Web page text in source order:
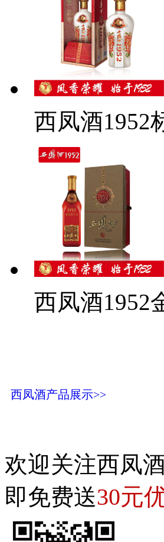
西凤酒1952
西凤酒1952
西凤酒产品展示>>
欢迎关注西凤
即免费送30元